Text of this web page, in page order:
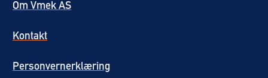
Om Vmek AS
Kontakt
Personvernerklæring